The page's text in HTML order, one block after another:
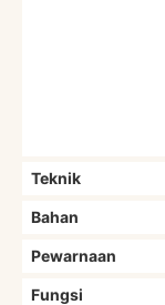
Teknik
Bahan
Pewarnaan
Fungsi